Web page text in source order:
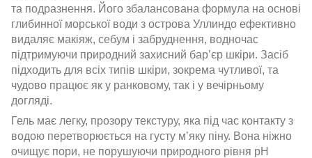
та подразнення. Його збалансована формула на основі
глибинної морської води з острова Уллиндо ефективно
видаляє макіяж, себум і забруднення, водночас
підтримуючи природний захисний бар’єр шкіри. Засіб
підходить для всіх типів шкіри, зокрема чутливої, та
чудово працює як у ранковому, так і у вечірньому
догляді.
Гель має легку, прозору текстуру, яка під час контакту з
водою перетворюється на густу м’яку піну. Вона ніжно
очищує пори, не порушуючи природного рівня pH